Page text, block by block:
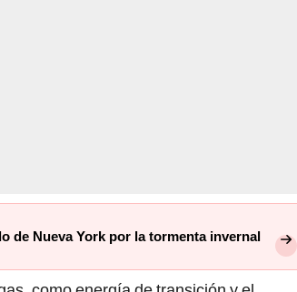
como energía de transición y el